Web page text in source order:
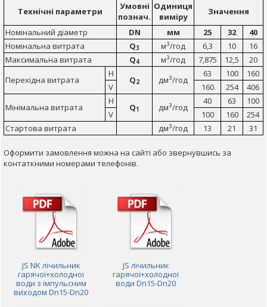
Технічні параметри
Умовні
познач.
Одиниця
виміру
Значення
Номінальний діаметр
DN мм 25 32
40
Номінальна витрата
Q3 м3/год 6,3 10
16
Максимальна витрата
Q4 м3/год 7,875 12,5
20
Перехідна витрата
H
Q2 дм3/год
63 100
160
V
160 254
406
Мінімальна витрата
H
Q1 дм3/год
40 63
100
V
100 160
254
Стартова витрата
дм3/год 13 21 31
Оформити замовлення можна на сайті або звернувшись за
контаткними номерами телефонів.
JS NK лічильник
гарячої+холодної
води з імпульсним
виходом Dn15-Dn20
JS лічильник
гарячої+холодної
води Dn15-Dn20